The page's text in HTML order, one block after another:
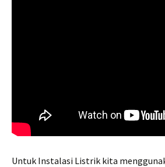
Untuk Instalasi Listrik kita